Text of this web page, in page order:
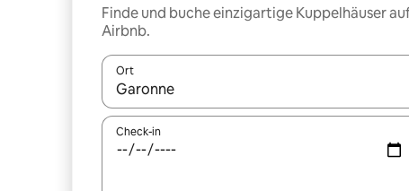
Finde und buche einzigartige Kuppelhäuser
Airbnb.
Ort
Wenn Ergebnisse verfügbar sind, navigiere mit
Check-in